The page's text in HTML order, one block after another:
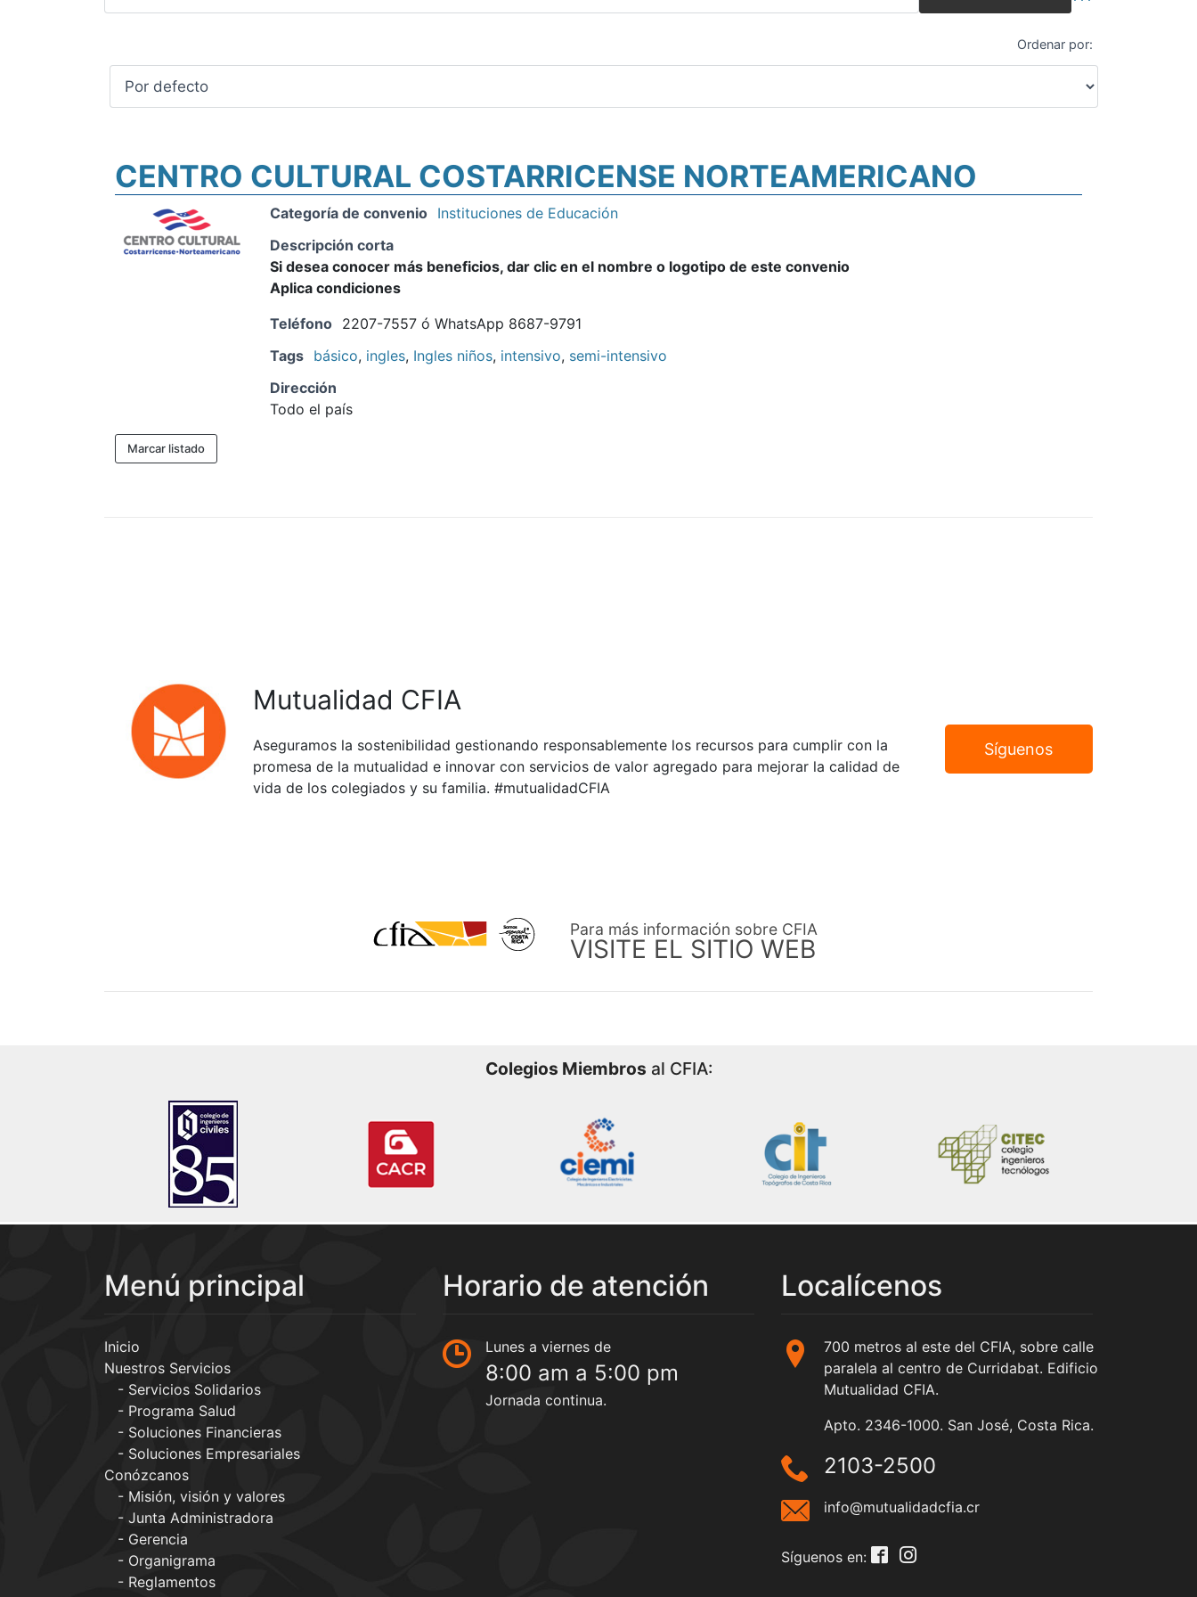
Ordenar por:
CENTRO CULTURAL COSTARRICENSE NORTEAMERICANO
Categoría de convenio Instituciones de Educación
Descripción corta
Si desea conocer más beneficios, dar clic en el nombre o logotipo de este convenio
Aplica condiciones
Teléfono 2207-7557 ó WhatsApp 8687-9791
Tags básico, ingles, Ingles niños, intensivo, semi-intensivo
Dirección
Todo el país
Marcar listado
Mutualidad CFIA
Aseguramos la sostenibilidad gestionando responsablemente los recursos para cumplir con la
promesa de la mutualidad e innovar con servicios de valor agregado para mejorar la calidad de
vida de los colegiados y su familia. #mutualidadCFIA
Síguenos
Para más información sobre CFIA
VISITE EL SITIO WEB
Colegios Miembros al CFIA:
Menú principal
Inicio
Nuestros Servicios
Servicios Solidarios
Programa Salud
Soluciones Financieras
Soluciones Empresariales
Conózcanos
Misión, visión y valores
Junta Administradora
Gerencia
Organigrama
Reglamentos
Horario de atención
Lunes a viernes de
8:00 am a 5:00 pm
Jornada continua.
Localícenos
700 metros al este del CFIA, sobre calle
paralela al centro de Curridabat. Edificio
Mutualidad CFIA.
Apto. 2346-1000. San José, Costa Rica.
2103-2500
info@mutualidadcfia.cr
Síguenos en: